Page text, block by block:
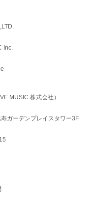
Inc.
MUSIC 株式会社）
ガーデンプレイスタワー3F